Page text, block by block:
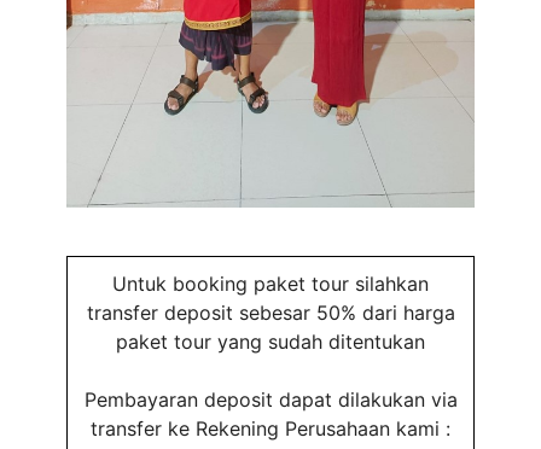
Untuk booking paket tour silahkan
transfer deposit sebesar 50% dari harga
paket tour yang sudah ditentukan
Pembayaran deposit dapat dilakukan via
transfer ke Rekening Perusahaan kami :